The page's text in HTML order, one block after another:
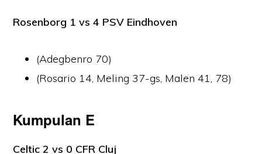
Rosenborg 1 vs 4 PSV Eindhoven
(Adegbenro 70)
(Rosario 14, Meling 37-gs, Malen 41, 78)
Kumpulan E
Celtic 2 vs 0 CFR Cluj